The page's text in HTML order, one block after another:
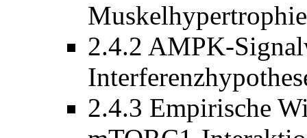
Muskelhypertrophie
2.4.2 AMPK-
2.4.3 Empirische